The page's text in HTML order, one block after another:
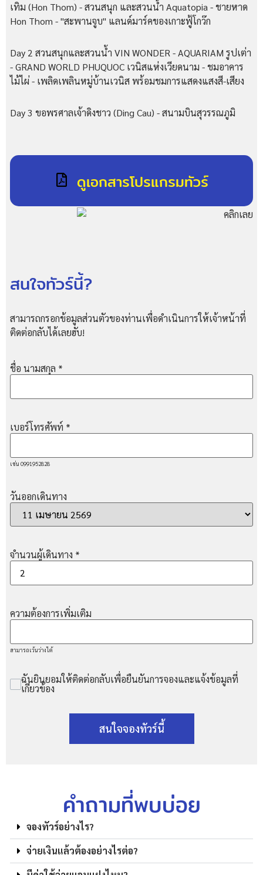
เทิม (Hon Thom) - สวนสนุก และสวนน้ำ Aquatopia - ชายหาด
Hon Thom - "สะพานจูบ" แลนด์มาร์คของเกาะฟู้โกว๊ก
Day 2 สวนสนุกและสวนน้ำ VIN WONDER - AQUARIAM รูปเต่า
- GRAND WORLD PHUQUOC เวนิสแห่งเวียดนาม - ชมอาคาร
ไม้ไผ่ - เพลิดเพลินหมู่บ้านเวนิส พร้อมชมการแสดงแสงสี-เสียง
Day 3 ขอพรศาลเจ้าดิงชาว (Ding Cau) - สนามบินสุวรรณภูมิ
ดูเอกสารโปรแกรมทัวร์
สนใจทัวร์นี้?
สามารถกรอกข้อมูลส่วนตัวของท่านเพื่อดำเนินการให้เจ้าหน้าที่
ติดต่อกลับได้เลยฮับ!
ชื่อ นามสกุล *
เบอร์โทรศัพท์ *
เช่น 0991952828
วันออกเดินทาง
จำนวนผู้เดินทาง *
ความต้องการเพิ่มเติม
สามารถเว้นว่างได้
ฉันยินยอมให้ติดต่อกลับเพื่อยืนยันการจองและแจ้งข้อมูลที่
เกี่ยวข้อง
สนใจจองทัวร์นี้
คำถามที่พบบ่อย
จองทัวร์อย่างไร?
จ่ายเงินแล้วต้องอย่างไรต่อ?